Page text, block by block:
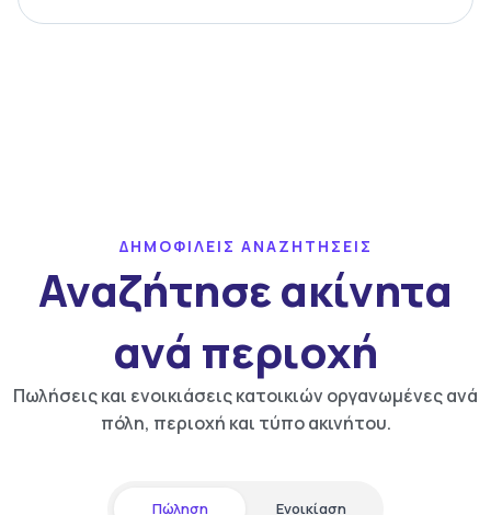
ΔΗΜΟΦΙΛΕΙΣ ΑΝΑΖΗΤΗΣΕΙΣ
Αναζήτησε ακίνητα
ανά περιοχή
Πωλήσεις και ενοικιάσεις κατοικιών οργανωμένες ανά
πόλη, περιοχή και τύπο ακινήτου.
Πώληση Ενοικίαση